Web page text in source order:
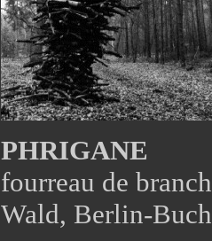
PHRIGANE
fourreau de
Wald, Berlin-